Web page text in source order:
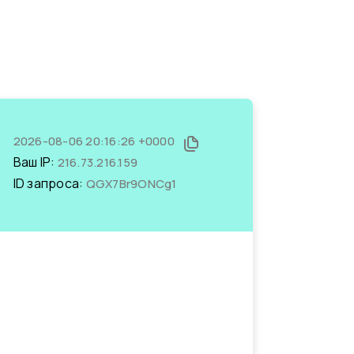
2026-08-06 20:16:26 +0000
Ваш IP: 216.73.216.159
ID запроса: QGX7Br9ONCg1